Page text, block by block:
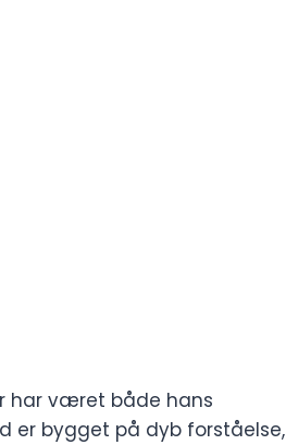
har været både hans
er bygget på dyb forståelse,